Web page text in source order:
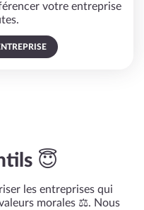
votre entreprise
😇
les entreprises qui
morales ⚖️. Nous